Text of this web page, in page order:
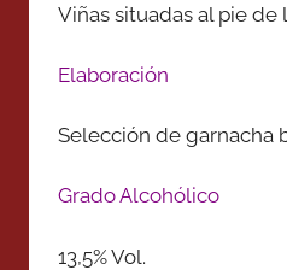
Viñas situadas al pie de
Elaboración
Selección de garnacha
Grado Alcohólico
13,5% Vol.